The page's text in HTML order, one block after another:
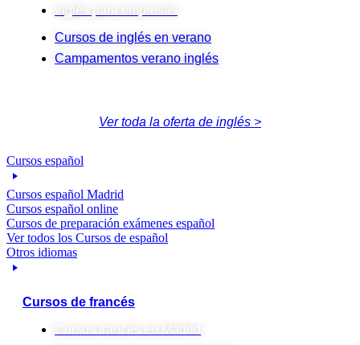
Inglés para empresas
Cursos de inglés en verano
Campamentos verano inglés
Ver toda la oferta de inglés >
Cursos español
Cursos español Madrid
Cursos español online
Cursos de preparación exámenes español
Ver todos los Cursos de español
Otros idiomas
Cursos de francés
Cursos francés en Madrid